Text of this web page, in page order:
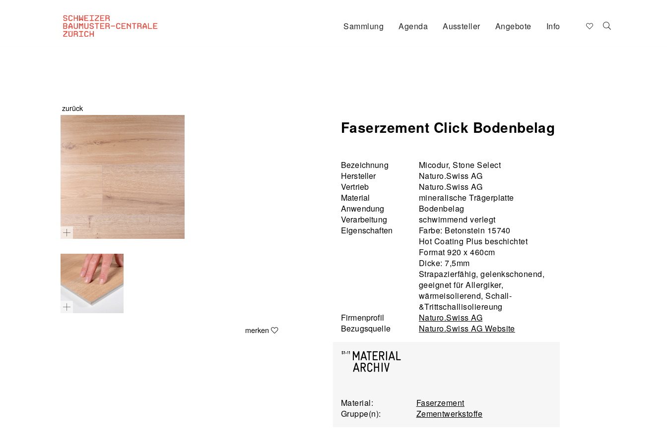
Sammlung Agenda Aussteller Angebote Info
zurück
merken
Faserzement Click Bodenbelag
Bezeichnung
Micodur, Stone Select
Hersteller
Naturo.Swiss AG
Vertrieb
Naturo.Swiss AG
Material
mineralische Trägerplatte
Anwendung
Bodenbelag
Verarbeitung
schwimmend verlegt
Eigenschaften
Farbe: Betonstein 15740
Hot Coating Plus beschichtet
Format 920 x 460cm
Dicke: 7,5mm
Strapazierfähig, gelenkschonend,
geeignet für Allergiker,
wärmeisolierend, Schall-
&Trittschallisoliereung
Firmenprofil
Naturo.Swiss AG
Bezugsquelle
Naturo.Swiss AG Website
Material:
Faserzement
Gruppe(n):
Zementwerkstoffe